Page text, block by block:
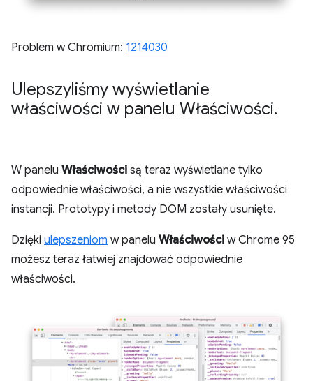
Problem w Chromium: 1214030
Ulepszyliśmy wyświetlanie
właściwości w panelu Właściwości.
W panelu Właściwości są teraz wyświetlane tylko
odpowiednie właściwości, a nie wszystkie właściwości
instancji. Prototypy i metody DOM zostały usunięte.
Dzięki ulepszeniom w panelu Właściwości w Chrome 95
możesz teraz łatwiej znajdować odpowiednie
właściwości.